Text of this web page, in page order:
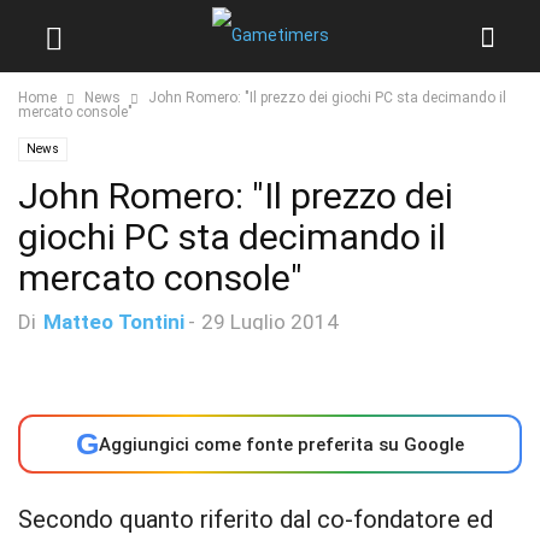
Home News
John Romero: "Il prezzo dei giochi PC sta decimando il
mercato console"
News
John Romero: "Il prezzo dei
giochi PC sta decimando il
mercato console"
Di Matteo Tontini - 29 Luglio 2014
GAggiungici come fonte preferita su Google
Secondo quanto riferito dal co-fondatore ed